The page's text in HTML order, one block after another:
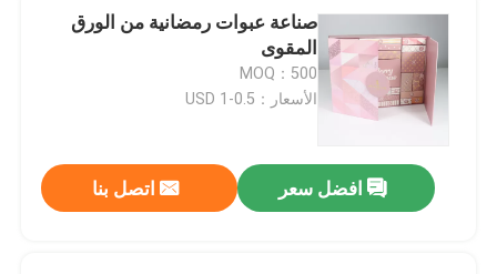
صناعة عبوات رمضانية من الورق
المقوى
MOQ：500
الأسعار：0.5-1 USD
افضل سعر اتصل بنا